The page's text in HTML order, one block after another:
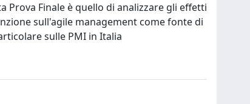
Finale è quello di analizzare gli effetti
sull'agile management come fonte di
sulle PMI in Italia